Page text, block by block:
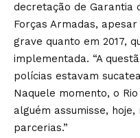
decretação de Garantia
Forças Armadas,
grave quanto em 2017,
implementada. “A
polícias estavam
Naquele momento, o
alguém assumisse,
parcerias.”